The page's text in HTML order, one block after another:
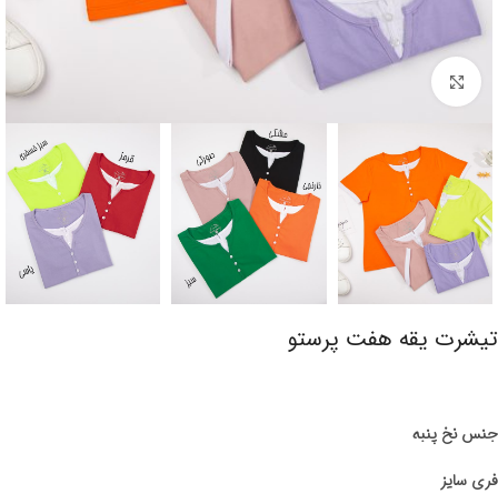
برای بزرگنمایی کلیک کنید
تیشرت یقه هفت پرستو
جنس نخ پنبه
فری سایز